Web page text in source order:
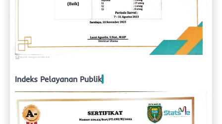
Indeks Pelayanan Publik